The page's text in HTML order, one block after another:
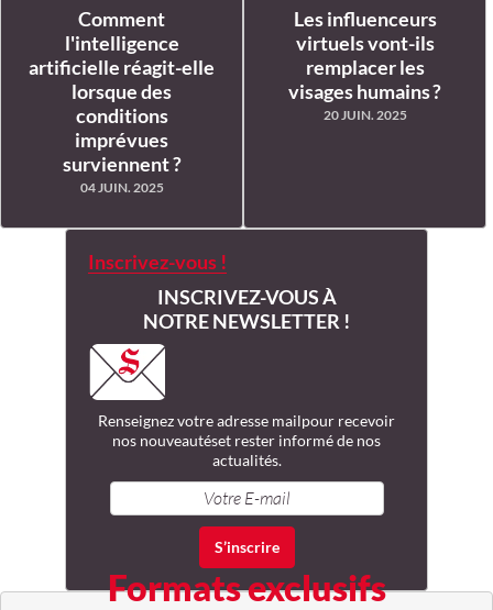
Comment
l'intelligence
artificielle réagit-elle
lorsque des
conditions
imprévues
surviennent ?
04 JUIN. 2025
Les influenceurs
virtuels vont-ils
remplacer les
visages humains ?
20 JUIN. 2025
Inscrivez-vous !
INSCRIVEZ-VOUS À
NOTRE NEWSLETTER !
Renseignez votre adresse mailpour recevoir
nos nouveautéset rester informé de nos
actualités.
Formats exclusifs